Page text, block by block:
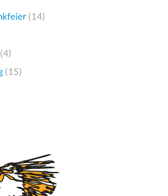
(14)
(4)
(15)